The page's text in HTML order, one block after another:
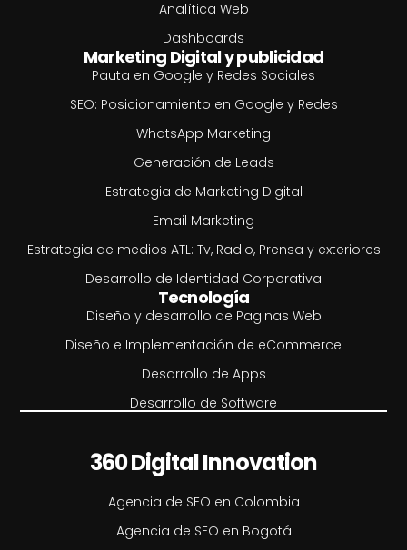
Analítica Web
Dashboards
Marketing Digital y publicidad
Pauta en Google y Redes Sociales
SEO: Posicionamiento en Google y Redes
WhatsApp Marketing
Generación de Leads
Estrategia de Marketing Digital
Email Marketing
Estrategia de medios ATL: Tv, Radio, Prensa y exteriores
Desarrollo de Identidad Corporativa
Tecnología
Diseño y desarrollo de Paginas Web
Diseño e Implementación de eCommerce
Desarrollo de Apps
Desarrollo de Software
360 Digital Innovation
Agencia de SEO en Colombia
Agencia de SEO en Bogotá